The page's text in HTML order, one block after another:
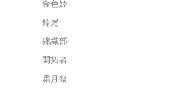
金色姫
鈴尾
錦織部
開拓者
霜月祭